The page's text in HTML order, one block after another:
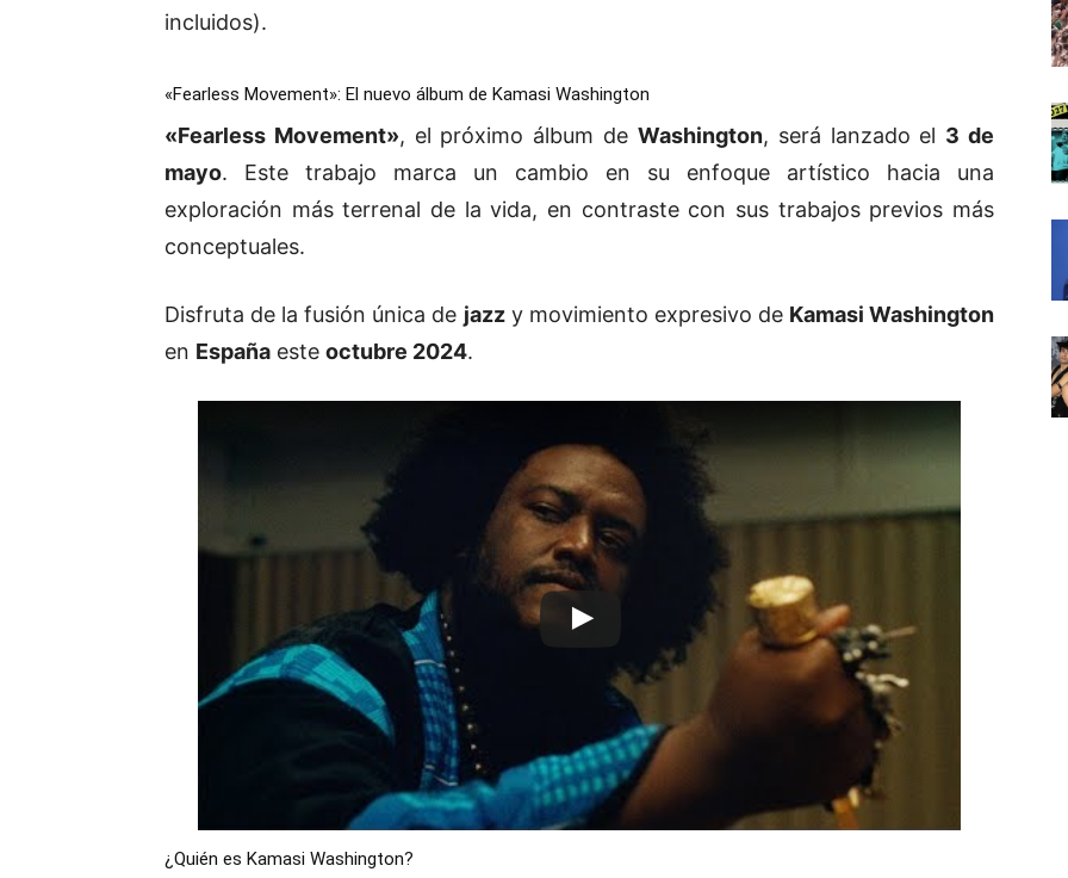
incluidos).
«Fearless Movement»: El nuevo álbum de Kamasi Washington
«Fearless Movement», el próximo álbum de Washington, será lanzado el 3 de
mayo. Este trabajo marca un cambio en su enfoque artístico hacia una
exploración más terrenal de la vida, en contraste con sus trabajos previos más
conceptuales.
Disfruta de la fusión única de jazzy movimiento expresivo de Kamasi Washington
en España este octubre 2024.
¿Quién es Kamasi Washington?